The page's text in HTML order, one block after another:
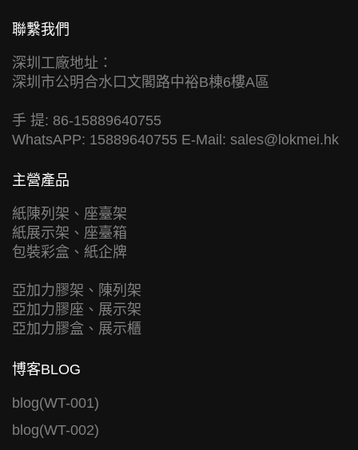
聯繫我們
深圳工廠地址：
深圳市公明合水口文閣路中裕B棟6樓A區
手 提: 86-15889640755
WhatsAPP: 15889640755 E-Mail: sales@lokmei.hk
主營產品
紙陳列架、座臺架
紙展示架、座臺箱
包裝彩盒、紙企牌
亞加力膠架、陳列架
亞加力膠座、展示架
亞加力膠盒、展示櫃
博客BLOG
blog(WT-001)
blog(WT-002)